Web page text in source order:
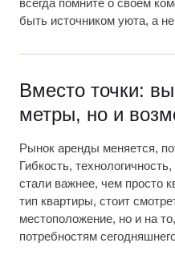
всегда помните о своём
быть источником уюта, а
Вместо точки:
метры, но и
Рынок аренды меняется,
Гибкость,
стали важнее, чем просто
тип квартиры, стоит
местоположение, но и на
потребностям